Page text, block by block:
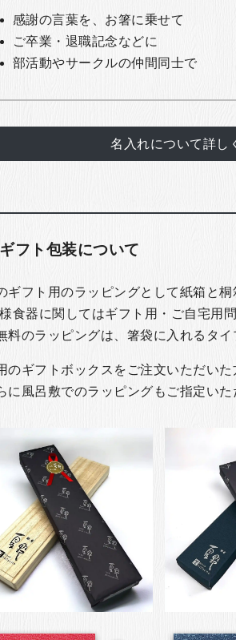
感謝の言葉を、お箸に乗せて
ご卒業・退職記念などに
部活動やサークルの仲間同士で
名入れについて詳し
ギフト包装について
ギフト用のラッピングとして紙箱と
食器に関してはギフト用・ご自宅用
料のラッピングは、箸袋に入れるタイ
のギフトボックスをご注文いただい
に風呂敷でのラッピングもご指定い